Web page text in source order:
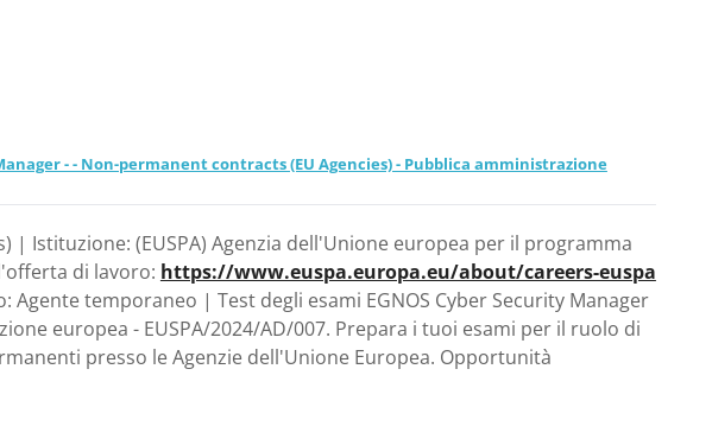
- - Non-permanent contracts (EU Agencies) - Pubblica amministrazione
| Istituzione: (EUSPA) Agenzia dell'Unione europea per il programma
di lavoro: https://www.euspa.europa.eu/about/careers-euspa
temporaneo | Test degli esami EGNOS Cyber Security Manager
europea - EUSPA/2024/AD/007. Prepara i tuoi esami per il ruolo di
presso le Agenzie dell'Unione Europea. Opportunità